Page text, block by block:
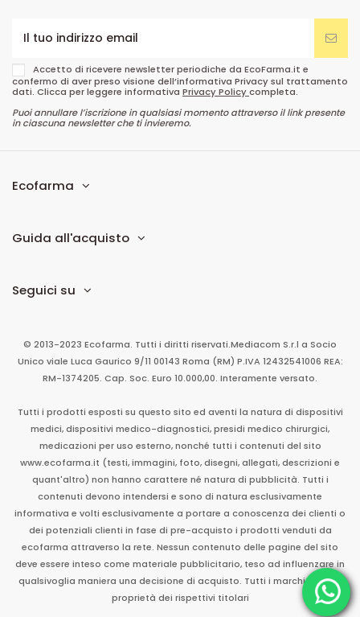
Accetto di ricevere newsletter periodiche da EcoFarma.it e
confermo di aver preso visione dell’informativa Privacy sul trattamento
dati. Clicca per leggere informativa Privacy Policycompleta.
Puoi annullare l’iscrizione in qualsiasi momento attraverso il link presente
in ciascuna newsletter che ti invieremo.
Ecofarma
Guida all'acquisto
Seguici su
© 2013-2023 Ecofarma. Tutti i diritti riservati.Mediacom S.r.l a Socio
Unico viale Luca Gaurico 9/11 00143 Roma (RM) P.IVA 12432541006 REA:
RM-1374205. Cap. Soc. Euro 10.000,00. Interamente versato.
Tutti i prodotti esposti su questo sito ed aventi la natura di dispositivi
medici, dispositivi medico-diagnostici, presidi medico chirurgici,
medicazioni per uso esterno, nonché tutti i contenuti del sito
www.ecofarma.it (testi, immagini, foto, disegni, allegati, descrizioni e
quant'altro) non hanno carattere né natura di pubblicità. Tutti i
contenuti devono intendersi e sono di natura esclusivamente
informativa e volti esclusivamente a portare a conoscenza dei clienti o
dei potenziali clienti in fase di pre-acquisto i prodotti venduti da
ecofarma attraverso la rete. Nessun contenuto delle pagine del sito
deve essere inteso come materiale pubblicitario, teso ad influenzare in
qualsivoglia maniera una decisione di acquisto. Tutti i marchi sono di
proprietà dei rispettivi titolari